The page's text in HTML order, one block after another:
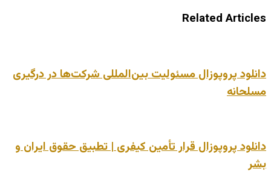
Related Articles
دانلود پروپوزال مسئولیت بین‌المللی شرکت‌ها در درگیری
مسلحانه
دانلود پروپوزال قرار تأمین کیفری | تطبیق حقوق ایران و
بشر